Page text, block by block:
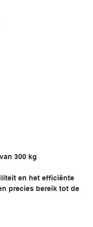
300 kg
en het efficiënte
precies bereik tot de